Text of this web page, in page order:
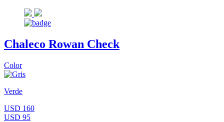
Chaleco Rowan Check
Color
Verde
USD 160
USD 95